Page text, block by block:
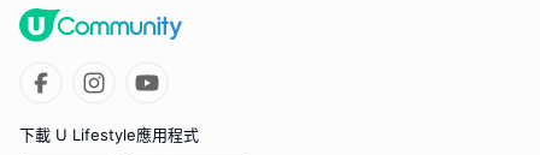
下載 U Lifestyle應用程式